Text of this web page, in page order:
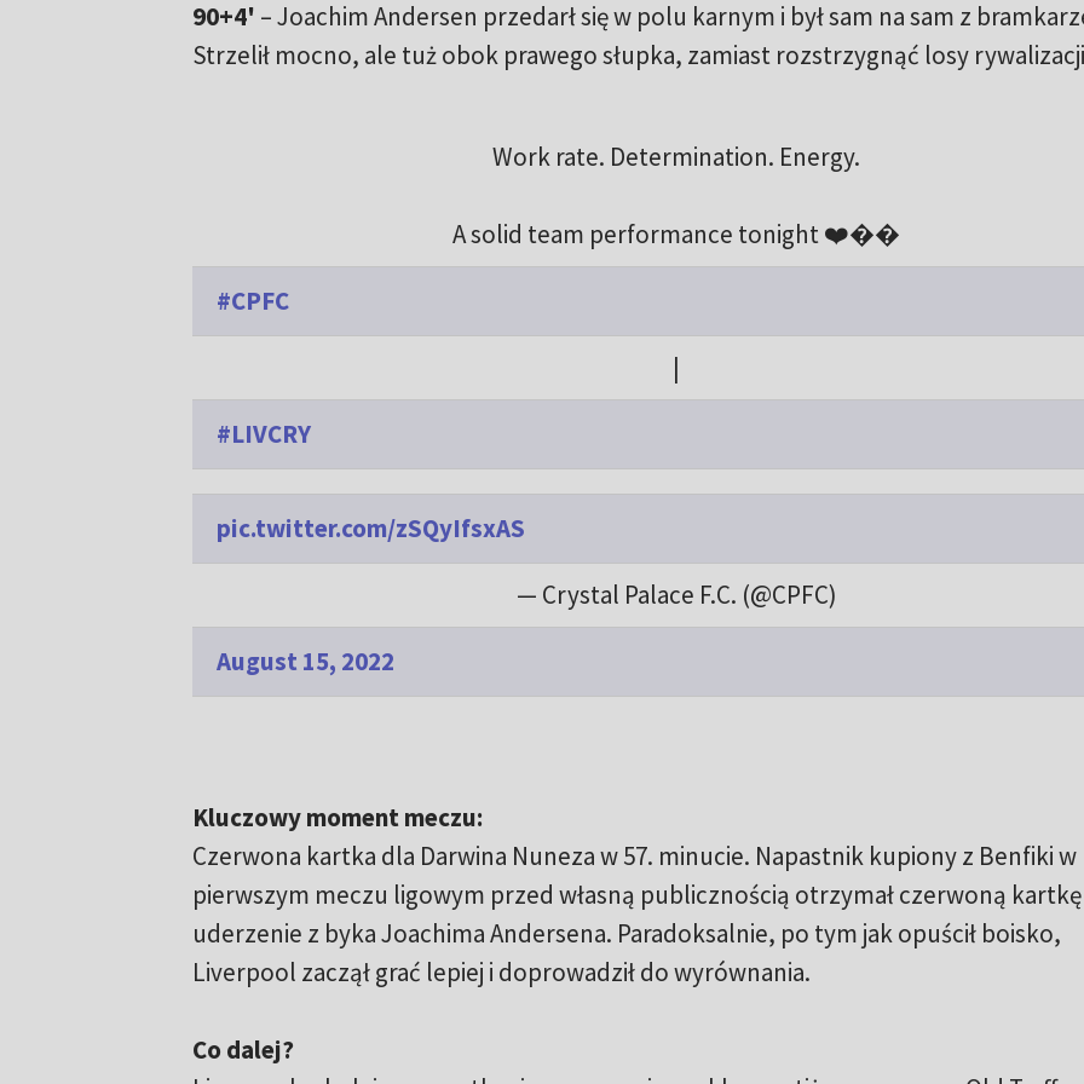
90+4' – Joachim Andersen przedarł się w polu karnym i był sam na sam z
Strzelił mocno, ale tuż obok prawego słupka, zamiast rozstrzygnąć losy
Work rate. Determination. Energy.
A solid team performance tonight ❤️��
#CPFC
|
#LIVCRY
pic.twitter.com/zSQyIfsxAS
— Crystal Palace F.C. (@CPFC)
August 15, 2022
Kluczowy moment meczu:
Czerwona kartka dla Darwina Nuneza w 57. minucie. Napastnik kupiony z Benfiki w
pierwszym meczu ligowym przed własną publicznością otrzymał czerwoną kartkę
uderzenie z byka Joachima Andersena. Paradoksalnie, po tym jak opuścił boisko,
Liverpool zaczął grać lepiej i doprowadził do wyrównania.
Co dalej?